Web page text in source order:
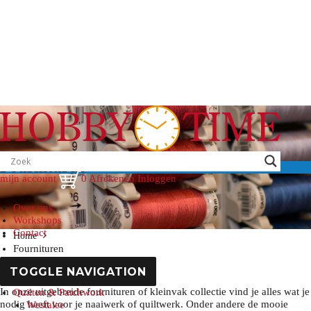
mijn account 0 Afrekenen Inloggen
Over ons
Workshops
Contact
TOGGLE NAVIGATION
Quilten & Patchwork
Westalee
Fournituren
Home
Fournituren
In onze uitgebreide fournituren of kleinvak collectie vind je alles wat je
nodig heeft voor je naaiwerk of quiltwerk. Onder andere de mooie